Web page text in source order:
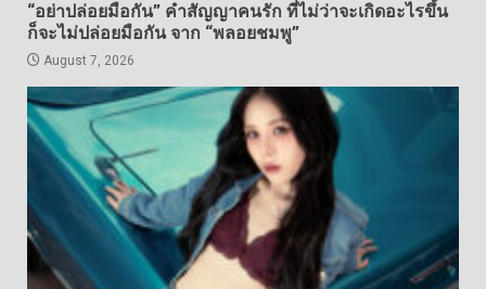
“อย่าปล่อยมือกัน” คำสัญญาคนรัก ที่ไม่ว่าจะเกิดอะไรขึ้น
ก็จะไม่ปล่อยมือกัน จาก “พลอยชมพู”
August 7, 2026